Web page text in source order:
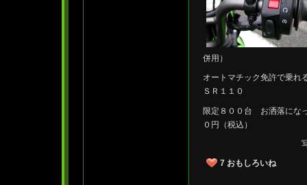
併用）
オートマチック免許で乗
ＳＲ１１０
限定８００台 お洒落に
０円（税込）
写真クリッ
7 おもしろいね